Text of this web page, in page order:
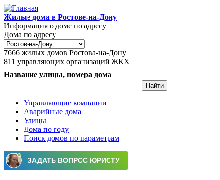
Перейти к основному содержанию
Жилые дома в Ростове-на-Дону
Информация о доме по адресу
Дома по адресу
7666 жилых домов Ростова-на-Дону
811 управляющих организаций ЖКХ
Название улицы, номера дома
Главное меню
Управляющие компании
Аварийные дома
Улицы
Дома по году
Поиск домов по параметрам